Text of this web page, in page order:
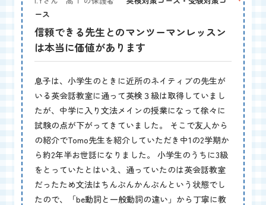
ース
信頼できる先生とのマンツーマンレッスン
は本当に価値があります
息子は、小学生のときに近所のネイティブの先生が
いる英会話教室に通って英検３級は取得していまし
たが、中学に入り文法メインの授業になって徐々に
試験の点が下がってきていました。 そこで友人から
の紹介でTomo先生を紹介していただき中1の2学期か
ら約2年半お世話になりました。 小学生のうちに3級
をとっていたとはいえ、通っていたのは英会話教室
だったため文法はちんぷんかんぷんという状態でし
たので、「be動詞と一般動詞の違い」から丁寧に教